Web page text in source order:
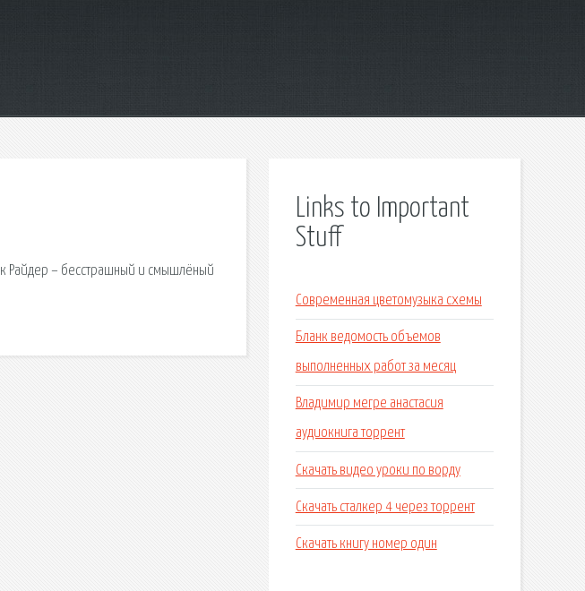
Райдер – бесстрашный и смышлёный
Links to Important
Stuff
Современная цветомузыка схемы
Бланк ведомость объемов
выполненных работ за месяц
Владимир мегре анастасия
аудиокнига торрент
Скачать видео уроки по ворду
Скачать сталкер 4 через торрент
Скачать книгу номер один